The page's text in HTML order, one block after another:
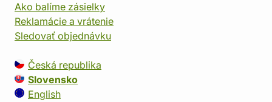
Ako balíme zásielky
Reklamácie a vrátenie
Sledovať objednávku
Česká republika
Slovensko
English